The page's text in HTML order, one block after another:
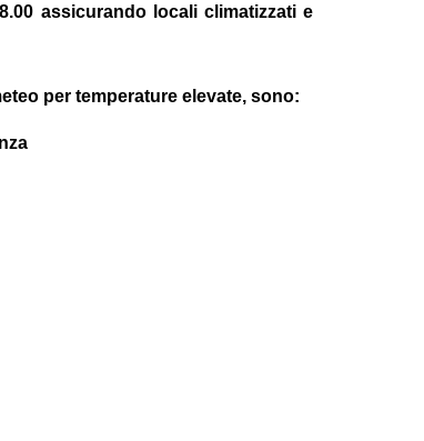
assicurando locali climatizzati e
per temperature elevate, sono: